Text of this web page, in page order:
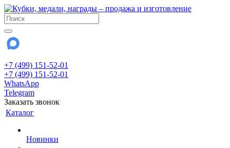
+7 (499) 151-52-01
+7 (499) 151-52-01
WhatsApp
Telegram
Заказать звонок
Каталог
Новинки